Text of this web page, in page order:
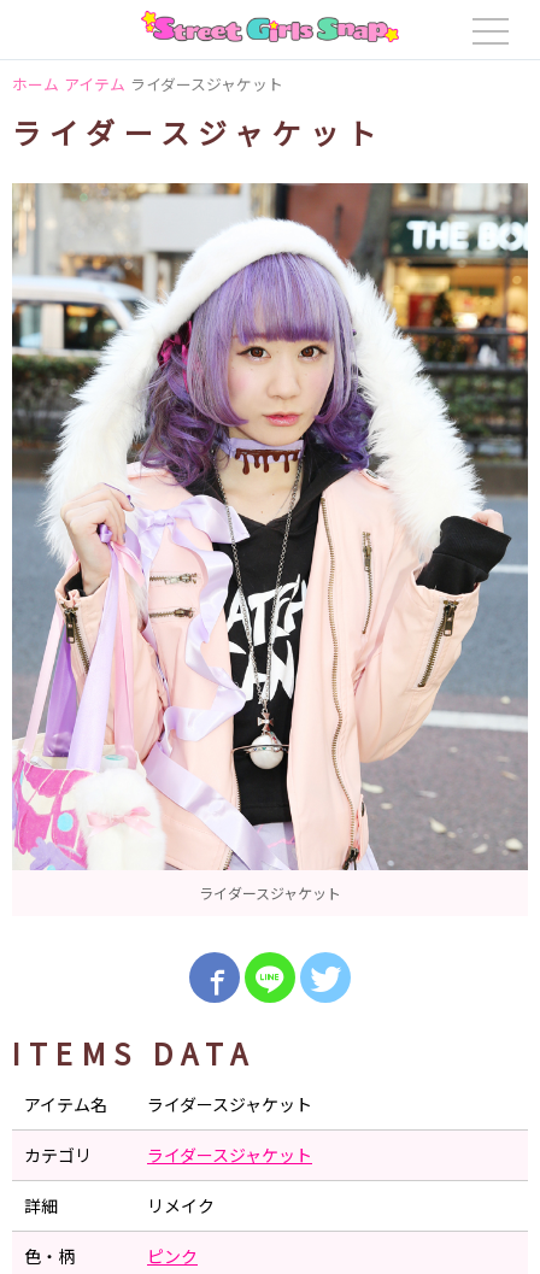
ホーム アイテム ライダースジャケット
ライダースジャケット
ライダースジャケット
ITEMS DATA
アイテム名 ライダースジャケット
カテゴリ ライダースジャケット
詳細 リメイク
色・柄 ピンク